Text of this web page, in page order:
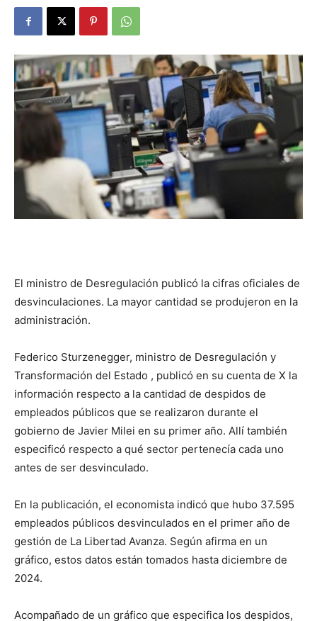
::
La
Verdad
que
se
ve…
El ministro de Desregulación publicó la cifras oficiales de
desvinculaciones. La mayor cantidad se produjeron en la
administración.
Federico Sturzenegger, ministro de Desregulación y
Transformación del Estado , publicó en su cuenta de X la
información respecto a la cantidad de despidos de
empleados públicos que se realizaron durante el
gobierno de Javier Milei en su primer año. Allí también
especificó respecto a qué sector pertenecía cada uno
antes de ser desvinculado.
En la publicación, el economista indicó que hubo 37.595
empleados públicos desvinculados en el primer año de
gestión de La Libertad Avanza. Según afirma en un
gráfico, estos datos están tomados hasta diciembre de
2024.
Acompañado de un gráfico que especifica los despidos,